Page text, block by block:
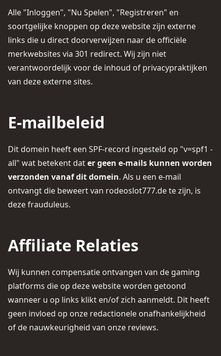
Alle "Inloggen", "Nu Spelen", "Registreren" en
soortgelijke knoppen op deze website zijn externe
links die u direct doorverwijzen naar de officiële
merkwebsites via 301 redirect. Wij zijn niet
verantwoordelijk voor de inhoud of privacypraktijken
van deze externe sites.
E-mailbeleid
Dit domein heeft een SPF-record ingesteld op "v=spf1 -
all" wat betekent dater geen e-mails kunnen worden
verzonden vanaf dit domein. Als u een e-mail
ontvangt die beweert van rodeoslot777.de te zijn, is
deze frauduleus.
Affiliate Relaties
Wij kunnen compensatie ontvangen van de gaming
platforms die op deze website worden getoond
wanneer u op links klikt en/of zich aanmeldt. Dit heeft
geen invloed op onze redactionele onafhankelijkheid
of de nauwkeurigheid van onze reviews.